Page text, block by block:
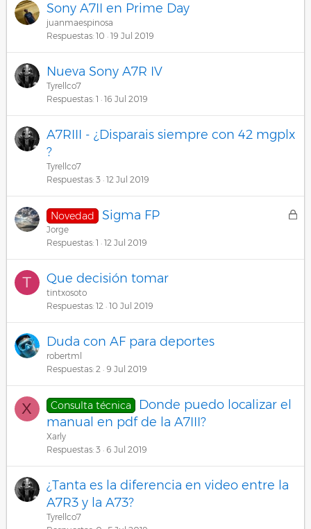
Sony A7II en Prime Day
juanmaespinosa
Respuestas 10 19 Jul 2019
Nueva Sony A7R IV
Tyrellco7
Respuestas 1 16 Jul 2019
A7RIII - ¿Disparais siempre con 42 mgplx
?
Tyrellco7
Respuestas 3 12 Jul 2019
C
r
Novedad Sigma FP
Jorge
Respuestas 1 12 Jul 2019
T Que decisión tomar
tintxosoto
Respuestas 12 10 Jul 2019
Duda con AF para deportes
robertml
Respuestas 2 9 Jul 2019
X Consulta técnica
Donde puedo localizar el
manual en pdf de la A7III?
Xarly
Respuestas 3 6 Jul 2019
¿Tanta es la diferencia en video entre la
A7R3 y la A73?
Tyrellco7